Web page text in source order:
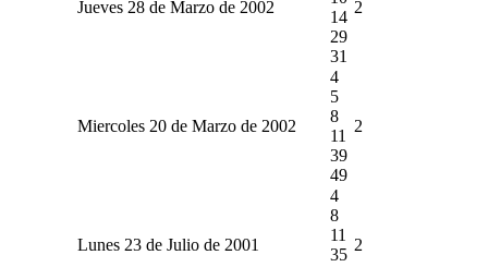
Jueves 28 de Marzo de 2002
14
29
31
2
Miercoles 20 de Marzo de 2002
4
5
8
11
39
49
2
Lunes 23 de Julio de 2001
4
8
11
35
2